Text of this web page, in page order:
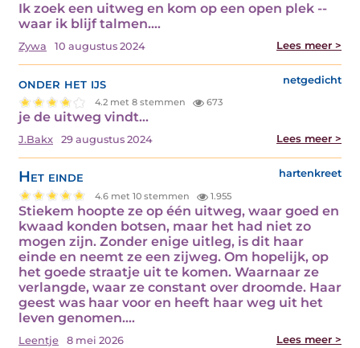
Ik zoek een uitweg en kom op een open plek --
waar ik blijf talmen.…
Zywa 10 augustus 2024 Lees meer >
onder het ijs netgedicht
4.2 met 8 stemmen 673
je de uitweg vindt…
J.Bakx 29 augustus 2024 Lees meer >
Het einde hartenkreet
4.6 met 10 stemmen 1.955
Stiekem hoopte ze op één uitweg, waar goed en
kwaad konden botsen, maar het had niet zo
mogen zijn. Zonder enige uitleg, is dit haar
einde en neemt ze een zijweg. Om hopelijk, op
het goede straatje uit te komen. Waarnaar ze
verlangde, waar ze constant over droomde. Haar
geest was haar voor en heeft haar weg uit het
leven genomen.…
Leentje 8 mei 2026 Lees meer >